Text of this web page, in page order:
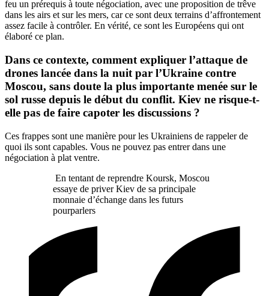
feu un prérequis à toute négociation, avec une proposition de trêve
dans les airs et sur les mers, car ce sont deux terrains d’affrontement
assez facile à contrôler. En vérité, ce sont les Européens qui ont
élaboré ce plan.
Dans ce contexte, comment expliquer l’attaque de
drones lancée dans la nuit par l’Ukraine contre
Moscou, sans doute la plus importante menée sur le
sol russe depuis le début du conflit. Kiev ne risque-t-
elle pas de faire capoter les discussions ?
Ces frappes sont une manière pour les Ukrainiens de rappeler de
quoi ils sont capables. Vous ne pouvez pas entrer dans une
négociation à plat ventre.
En tentant de reprendre Koursk, Moscou
essaye de priver Kiev de sa principale
monnaie d’échange dans les futurs
pourparlers